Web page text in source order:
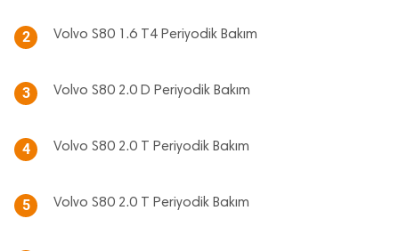
2 Volvo S80 1.6 T4 Periyodik Bakım
3 Volvo S80 2.0 D Periyodik Bakım
4 Volvo S80 2.0 T Periyodik Bakım
5 Volvo S80 2.0 T Periyodik Bakım